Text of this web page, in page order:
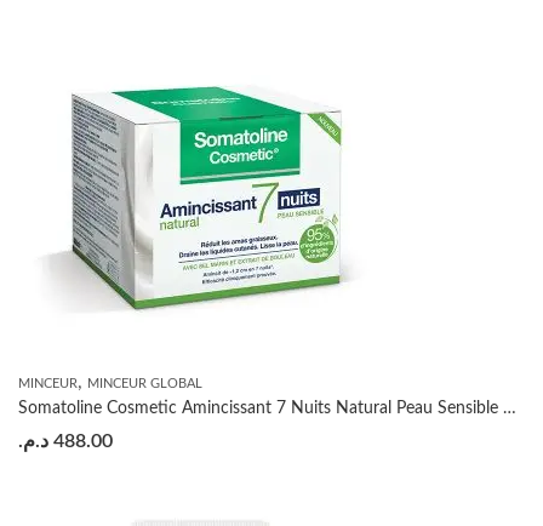
MINCEUR, MINCEUR GLOBAL
Somatoline Cosmetic Amincissant 7 Nuits Natural Peau Sensible 400ml
488.00 د.م.